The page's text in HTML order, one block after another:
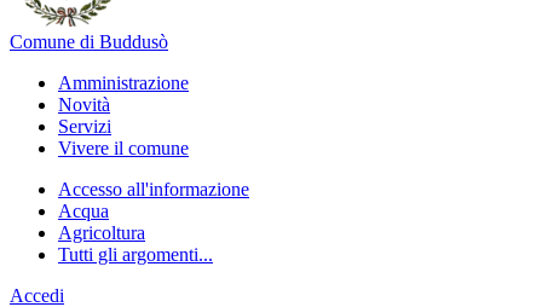
Comune di Buddusò
Amministrazione
Novità
Servizi
Vivere il comune
Accesso all'informazione
Acqua
Agricoltura
Tutti gli argomenti...
Accedi